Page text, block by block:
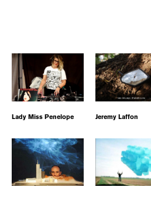
Lady Miss Penelope Jeremy Laffon